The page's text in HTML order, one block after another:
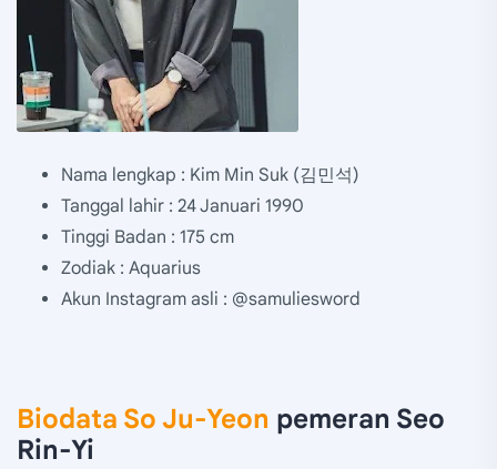
Nama lengkap : Kim Min Suk (김민석)
Tanggal lahir : 24 Januari 1990
Tinggi Badan : 175 cm
Zodiak : Aquarius
Akun Instagram asli : @samuliesword
Biodata So Ju-Yeon pemeran Seo
Rin-Yi